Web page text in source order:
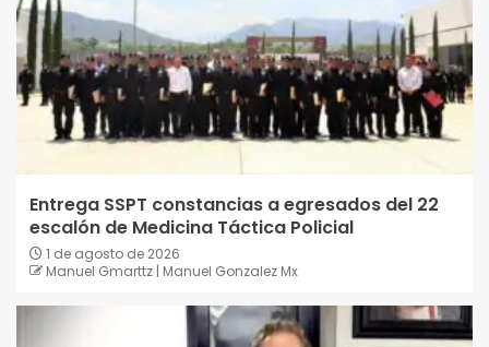
Entrega SSPT constancias a egresados del 22
escalón de Medicina Táctica Policial
1 de agosto de 2026
Manuel Gmarttz | Manuel Gonzalez Mx